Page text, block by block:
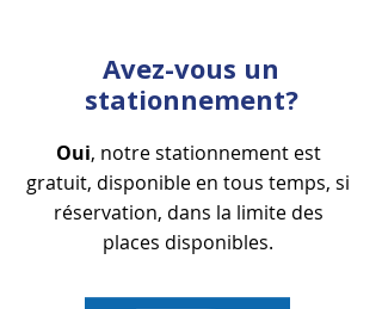
Avez-vous un
stationnement?
Oui, notre stationnement est
gratuit, disponible en tous temps, si
réservation, dans la limite des
places disponibles.